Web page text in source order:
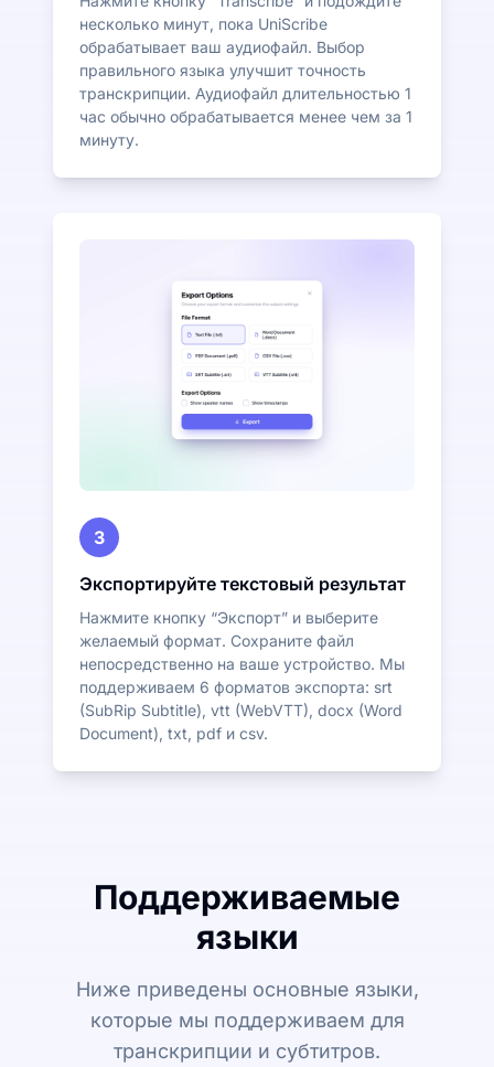
несколько минут, пока UniScribe
обрабатывает ваш аудиофайл. Выбор
правильного языка улучшит точность
транскрипции. Аудиофайл длительностью 1
час обычно обрабатывается менее чем за 1
минуту.
3
Экспортируйте текстовый результат
Нажмите кнопку “Экспорт” и выберите
желаемый формат. Сохраните файл
непосредственно на ваше устройство. Мы
поддерживаем 6 форматов экспорта: srt
(SubRip Subtitle), vtt (WebVTT), docx (Word
Document), txt, pdf и csv.
Поддерживаемые
языки
Ниже приведены основные языки,
которые мы поддерживаем для
транскрипции и субтитров.